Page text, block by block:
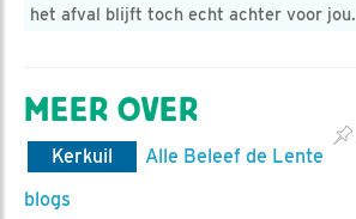
het afval blijft toch echt achter voor jou.
MEER OVER
Kerkuil
Alle Beleef de Lente
blogs